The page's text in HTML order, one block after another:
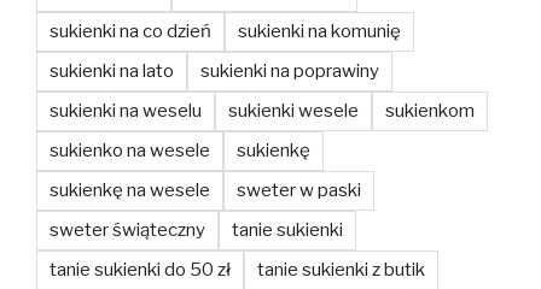
sukienki na co dzień
sukienki na komunię
sukienki na lato
sukienki na poprawiny
sukienki na weselu
sukienki wesele
sukienkom
sukienko na wesele
sukienkę
sukienkę na wesele
sweter w paski
sweter świąteczny
tanie sukienki
tanie sukienki do 50 zł
tanie sukienki z butik